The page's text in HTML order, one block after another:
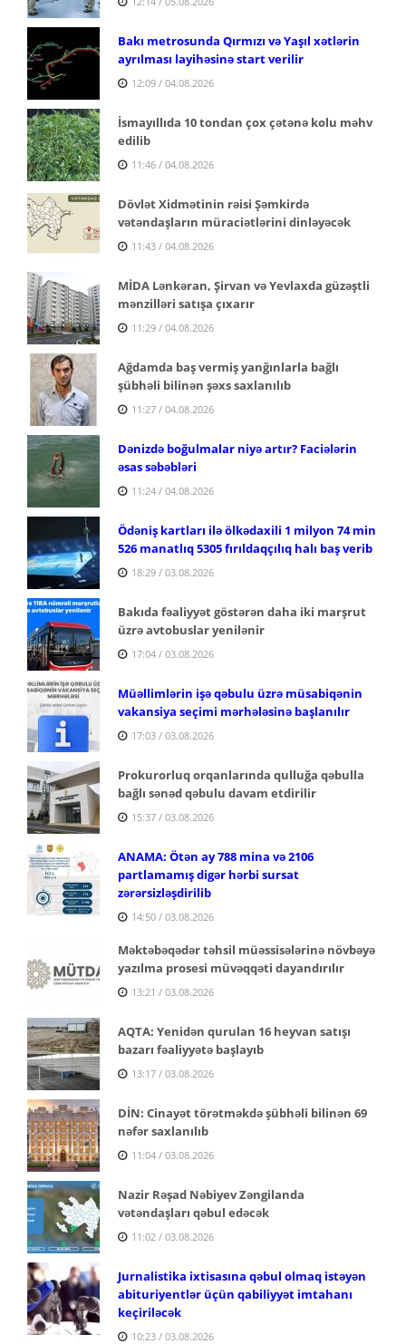
Bakı metrosunda Qırmızı və Yaşıl xətlərin
ayrılması layihəsinə start verilir
12:09 / 04.08.2026
İsmayıllıda 10 tondan çox çətənə kolu məhv
edilib
11:46 / 04.08.2026
Dövlət Xidmətinin rəisi Şəmkirdə
vətəndaşların müraciətlərini dinləyəcək
11:43 / 04.08.2026
MİDA Lənkəran, Şirvan və Yevlaxda güzəştli
mənzilləri satışa çıxarır
11:29 / 04.08.2026
Ağdamda baş vermiş yanğınlarla bağlı
şübhəli bilinən şəxs saxlanılıb
11:27 / 04.08.2026
Dənizdə boğulmalar niyə artır? Faciələrin
əsas səbəbləri
11:24 / 04.08.2026
Ödəniş kartları ilə ölkədaxili 1 milyon 74 min
526 manatlıq 5305 fırıldaqçılıq halı baş verib
18:29 / 03.08.2026
Bakıda fəaliyyət göstərən daha iki marşrut
üzrə avtobuslar yenilənir
17:04 / 03.08.2026
Müəllimlərin işə qəbulu üzrə müsabiqənin
vakansiya seçimi mərhələsinə başlanılır
17:03 / 03.08.2026
Prokurorluq orqanlarında qulluğa qəbulla
bağlı sənəd qəbulu davam etdirilir
15:37 / 03.08.2026
ANAMA: Ötən ay 788 mina və 2106
partlamamış digər hərbi sursat
zərərsizləşdirilib
14:50 / 03.08.2026
Məktəbəqədər təhsil müəssisələrinə növbəyə
yazılma prosesi müvəqqəti dayandırılır
13:21 / 03.08.2026
AQTA: Yenidən qurulan 16 heyvan satışı
bazarı fəaliyyətə başlayıb
13:17 / 03.08.2026
DİN: Cinayət törətməkdə şübhəli bilinən 69
nəfər saxlanılıb
11:04 / 03.08.2026
Nazir Rəşad Nəbiyev Zəngilanda
vətəndaşları qəbul edəcək
11:02 / 03.08.2026
Jurnalistika ixtisasına qəbul olmaq istəyən
abituriyentlər üçün qabiliyyət imtahanı
keçiriləcək
10:23 / 03.08.2026